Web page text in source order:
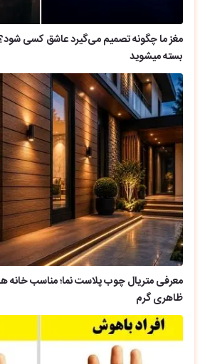
مغز ما چگونه تصمیم می‌گیرد عاشق کسی
بسته میشوید
معرفی متریال چوب پلاست نما؛ مناسب خانه
ظاهری گرم